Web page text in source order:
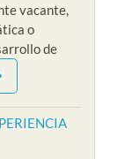
vacante,
o
de